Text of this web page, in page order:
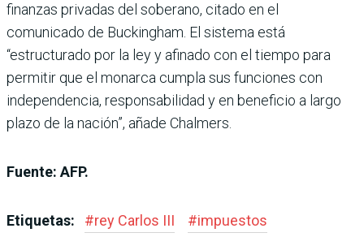
finanzas privadas del soberano, citado en el
comunicado de Buckingham. El sistema está
“estructurado por la ley y afinado con el tiempo para
permitir que el monarca cumpla sus funciones con
independencia, responsabilidad y en beneficio a largo
plazo de la nación”, añade Chalmers.
Fuente: AFP.
Etiquetas: #rey Carlos III #impuestos